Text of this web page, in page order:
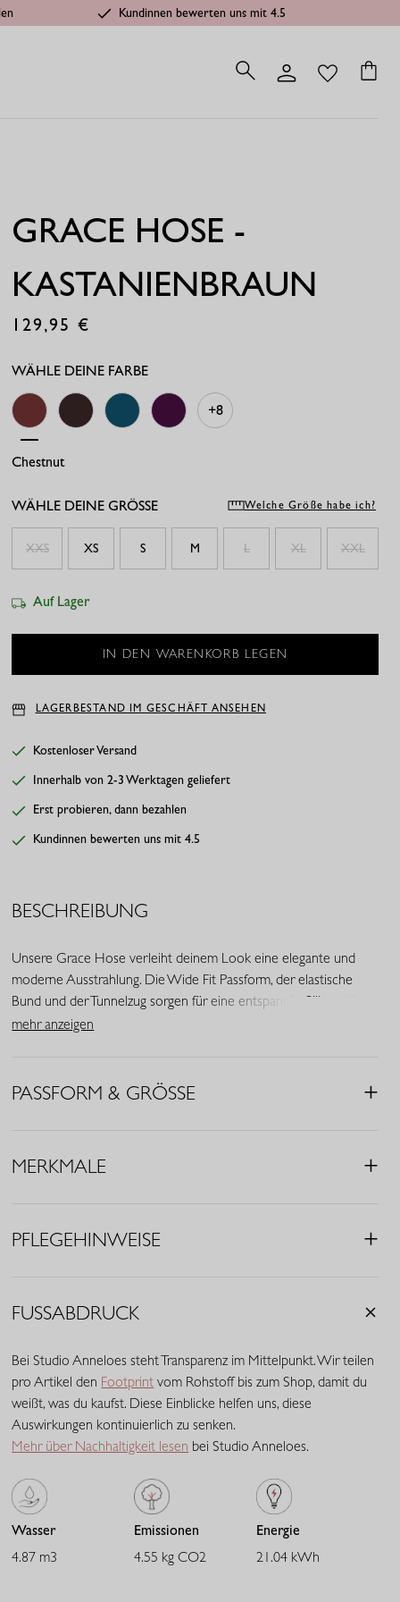
Kundinnen bewerten uns mit 4.5
GRACE HOSE -
KASTANIENBRAUN
129,95
WÄHLE DEINE FARBE
ChestnutEspresso/kit
+8
WÄHLE DEINE GRÖSSE Welche Größe habe ich?
XXS XS S M L XL XXL
Auf Lager
LAGERBESTAND IM GESCHÄFT ANSEHEN
Kostenloser Versand
Innerhalb von 2-3 Werktagen geliefert
Erst probieren, dann bezahlen
Kundinnen bewerten uns mit 4.5
BESCHREIBUNG
Unsere Grace Hose verleiht deinem Look eine elegante und
moderne Ausstrahlung. Die Wide Fit Passform, der elastische
Bund und der Tunnelzug sorgen für eine entspannte Silhouette
mit femininer Note. In der Farbe Kastanienbraun bildet diese
• Farbe: Kastanienbraun
• Eingrifftaschen
eine raffinierte mittlere Stoffdicke und bietet eine ausgewogene
Balance zwischen Stabilität und Geschmeidigkeit. Der Stoff trägt
seine Passform. Eine vielseitige Qualität mit eleganter
Ausstrahlung.
mehr anzeigen
PASSFORM & GRÖSSE
MERKMALE
PFLEGEHINWEISE
FUSSABDRUCK
Bei Studio Anneloes steht Transparenz im Mittelpunkt. Wir teilen
pro Artikel den Footprint vom Rohstoff bis zum Shop, damit du
weißt, was du kaufst. Diese Einblicke helfen uns, diese
Auswirkungen kontinuierlich zu senken.
Mehr über Nachhaltigkeit lesen bei Studio Anneloes.
Wasser
4.87 m3
Emissionen
4.55 kg CO2
Energie
21.04 kWh